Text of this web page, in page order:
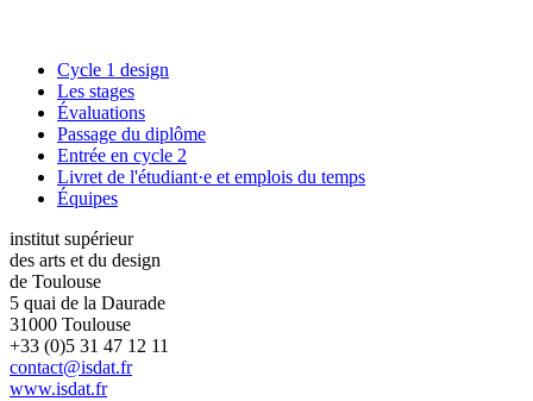
Cycle 1 design
Les stages
Évaluations
Passage du diplôme
Entrée en cycle 2
Livret de l'étudiant·e et emplois du temps
Équipes
institut supérieur
des arts et du design
de Toulouse
5 quai de la Daurade
31000 Toulouse
+33 (0)5 31 47 12 11
contact@isdat.fr
www.isdat.fr